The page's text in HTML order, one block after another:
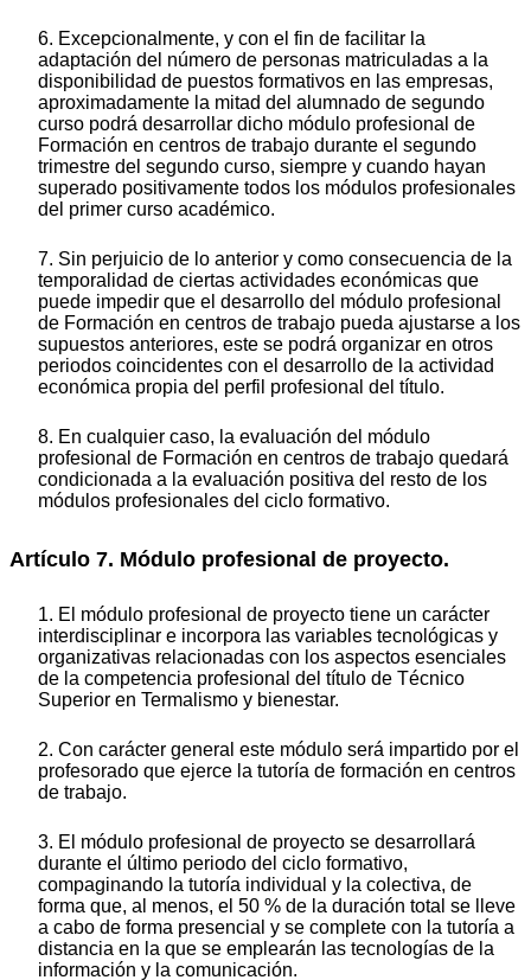
6. Excepcionalmente, y con el fin de facilitar la
adaptación del número de personas matriculadas a la
disponibilidad de puestos formativos en las empresas,
aproximadamente la mitad del alumnado de segundo
curso podrá desarrollar dicho módulo profesional de
Formación en centros de trabajo durante el segundo
trimestre del segundo curso, siempre y cuando hayan
superado positivamente todos los módulos profesionales
del primer curso académico.
7. Sin perjuicio de lo anterior y como consecuencia de la
temporalidad de ciertas actividades económicas que
puede impedir que el desarrollo del módulo profesional
de Formación en centros de trabajo pueda ajustarse a los
supuestos anteriores, este se podrá organizar en otros
periodos coincidentes con el desarrollo de la actividad
económica propia del perfil profesional del título.
8. En cualquier caso, la evaluación del módulo
profesional de Formación en centros de trabajo quedará
condicionada a la evaluación positiva del resto de los
módulos profesionales del ciclo formativo.
Artículo 7. Módulo profesional de proyecto.
1. El módulo profesional de proyecto tiene un carácter
interdisciplinar e incorpora las variables tecnológicas y
organizativas relacionadas con los aspectos esenciales
de la competencia profesional del título de Técnico
Superior en Termalismo y bienestar.
2. Con carácter general este módulo será impartido por el
profesorado que ejerce la tutoría de formación en centros
de trabajo.
3. El módulo profesional de proyecto se desarrollará
durante el último periodo del ciclo formativo,
compaginando la tutoría individual y la colectiva, de
forma que, al menos, el 50 % de la duración total se lleve
a cabo de forma presencial y se complete con la tutoría a
distancia en la que se emplearán las tecnologías de la
información y la comunicación.